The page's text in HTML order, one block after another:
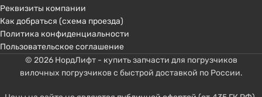
Реквизиты компании
Как добраться (схема проезда)
Политика конфиденциальности
Пользовательское соглашение
© 2026 НордЛифт - купить запчасти для погрузчиков
вилочных погрузчиков с быстрой доставкой по России.